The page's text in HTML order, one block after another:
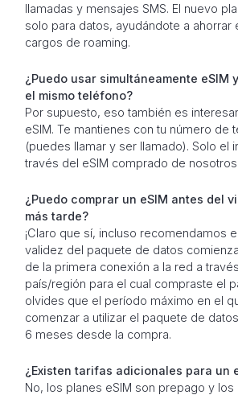
llamadas y mensajes SMS. El nuevo
solo para datos, ayudándote a ahorrar
cargos de roaming.
¿Puedo usar simultáneamente eSIM
el mismo teléfono?
Por supuesto, eso también es
eSIM. Te mantienes con tu número de
(puedes llamar y ser llamado). Solo el
través del eSIM comprado de nosotros.
¿Puedo comprar un eSIM antes del
más tarde?
¡Claro que sí, incluso recomendamos
validez del paquete de datos
de la primera conexión a la red a
país/región para el cual compraste el
olvides que el período máximo en el
comenzar a utilizar el paquete de
6 meses desde la compra.
¿Existen tarifas adicionales para un
No, los planes eSIM son prepago y los